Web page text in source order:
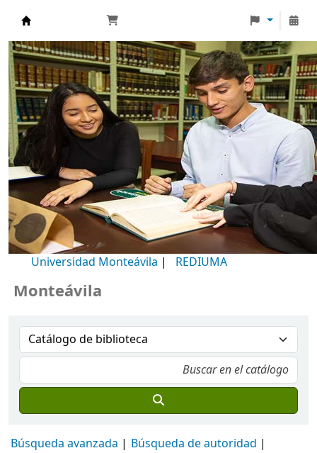
Biblioteca Universidad Monteávila
Universidad Monteávila | REDIUMA
Búsqueda avanzada
Búsqueda de autoridad